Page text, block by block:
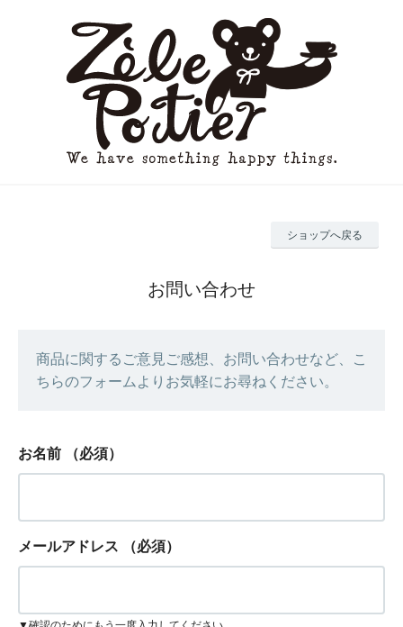
ショップへ戻る
お問い合わせ
商品に関するご意見ご感想、お問い合わせなど、こ
ちらのフォームよりお気軽にお尋ねください。
お名前 （必須）
メールアドレス （必須）